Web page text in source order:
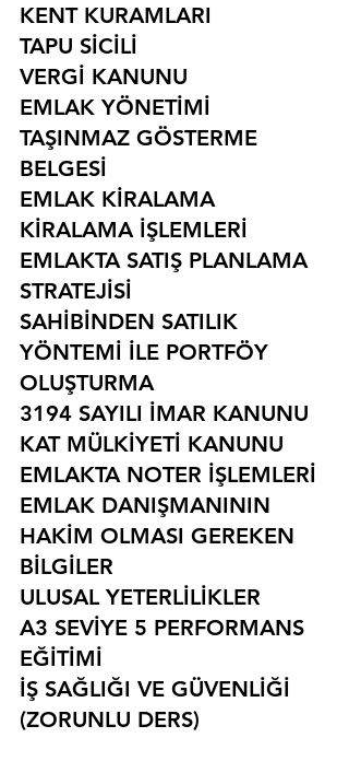
KENT KURAMLARI
TAPU SİCİLİ
VERGİ KANUNU
EMLAK YÖNETİMİ
TAŞINMAZ GÖSTERME
BELGESİ
EMLAK KİRALAMA
KİRALAMA İŞLEMLERİ
EMLAKTA SATIŞ PLANLAMA
STRATEJİSİ
SAHİBİNDEN SATILIK
YÖNTEMİ İLE PORTFÖY
OLUŞTURMA
3194 SAYILI İMAR KANUNU
KAT MÜLKİYETİ KANUNU
EMLAKTA NOTER İŞLEMLERİ
EMLAK DANIŞMANININ
HAKİM OLMASI GEREKEN
BİLGİLER
ULUSAL YETERLİLİKLER
A3 SEVİYE 5 PERFORMANS
EĞİTİMİ
İŞ SAĞLIĞI VE GÜVENLİĞİ
(ZORUNLU DERS)